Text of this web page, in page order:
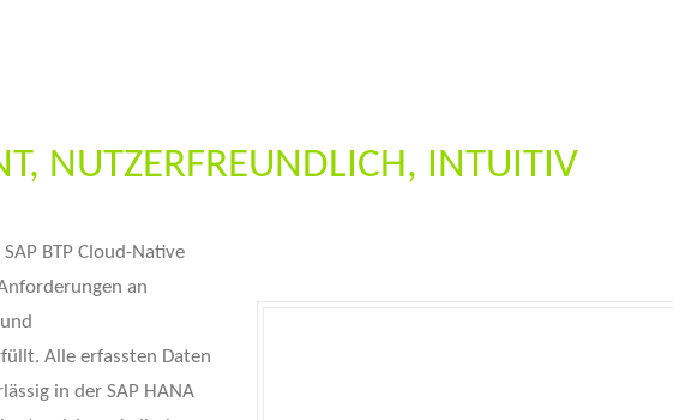
NUTZERFREUNDLICH, INTUITIV
BTP Cloud-Native
an
Alle erfassten Daten
in der SAP HANA